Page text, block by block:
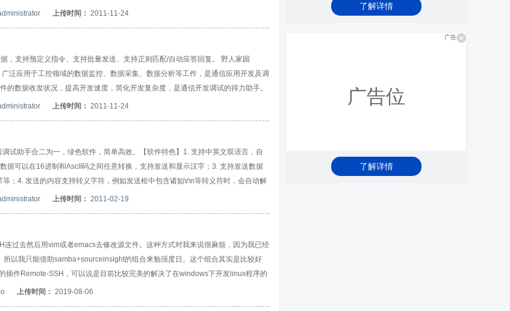
多播/广播；支持ASCII/HEX两种模式的数据收发，发送和接收的数据可以在十六
可以保存预定义指令/数据序列，任何时候都可以通过工具面板发送预定义的指令
上传时间： 2011-11-24
，支持预定义指令、支持批量发送、支持正则匹配/自动应答回复。 野人家园
泛应用于工控领域的数据监控、数据采集、数据分析等工作，是通信应用开发及调
数据收发状况，提高开发速度，简化开发复杂度，是通信开发调试的得力助手。
Windows操作系统，不需要微软dotNet框架支持，支持一台PC同时启动多个通
率），支持各种软/硬件流控设置，支持对串口DCD、DTR、DSR、RTS等针脚
集成服务端与客户端，作为服务端时可以
上传时间： 2011-11-24
试助手合二为一，绿色软件，简单高效。【软件特色】1. 支持中英文双语言，自
可以在16进制和AscII码之间任意转换，支持发送和显示汉字；3. 支持发送数据
；4. 发送的内容支持转义字符，例如发送框中包含诸如\r\n等转义符时，会自动解
在发送AT指令时会自动在行尾补全回车换行符；6. 接收的数据可以自动保存到文
制发送框默认内容。 【网络调试】1. 支持TCP和UDP协议，支持广播，工作模
上传时间： 2011-02-19
过去然后用vim或者emacs去修改源文件。这种方式对我来说很麻烦，因为我已经
以我只能借助samba+sourceinsight的组合来勉强度日。这个组合其实是比较好
件Remote-SSH，可以说是目前比较完美的解决了在windows下开发linux程序的
然你也可以只把他当做一个远程ssh的连接工具来代替putty，xshell。 ●本地安装
上传时间： 2019-08-06
了解详情
广告
广告位
了解详情